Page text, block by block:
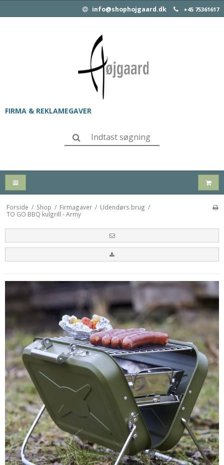
info@shophojgaard.dk +45 75361617
FIRMA & REKLAMEGAVER
Forside / Shop / Firmagaver / Udendørs brug /
TO GO BBQ kulgrill - Army